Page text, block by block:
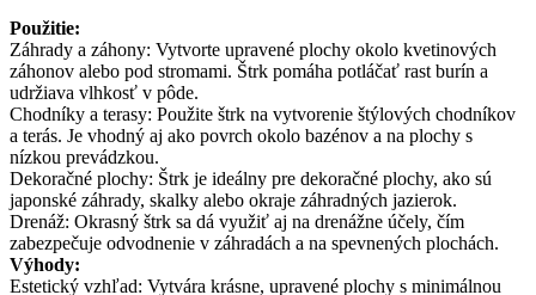
Použitie:
Záhrady a záhony: Vytvorte upravené plochy okolo kvetinových
záhonov alebo pod stromami. Štrk pomáha potláčať rast burín a
udržiava vlhkosť v pôde.
Chodníky a terasy: Použite štrk na vytvorenie štýlových chodníkov
a terás. Je vhodný aj ako povrch okolo bazénov a na plochy s
nízkou prevádzkou.
Dekoračné plochy: Štrk je ideálny pre dekoračné plochy, ako sú
japonské záhrady, skalky alebo okraje záhradných jazierok.
Drenáž: Okrasný štrk sa dá využiť aj na drenážne účely, čím
zabezpečuje odvodnenie v záhradách a na spevnených plochách.
Výhody:
Estetický vzhľad: Vytvára krásne, upravené plochy s minimálnou